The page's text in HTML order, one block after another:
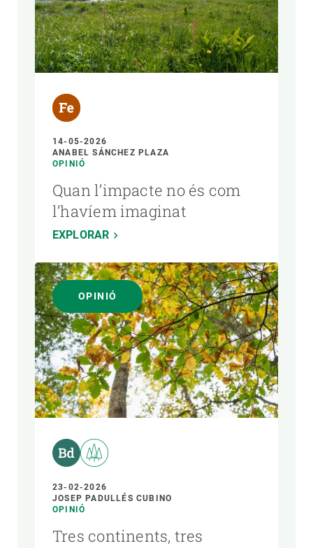
14-05-2026
ANABEL SÁNCHEZ PLAZA
OPINIÓ
Quan l’impacte no és com
l’havíem imaginat
EXPLORAR
OPINIÓ
23-02-2026
JOSEP PADULLÉS CUBINO
OPINIÓ
Tres continents, tres